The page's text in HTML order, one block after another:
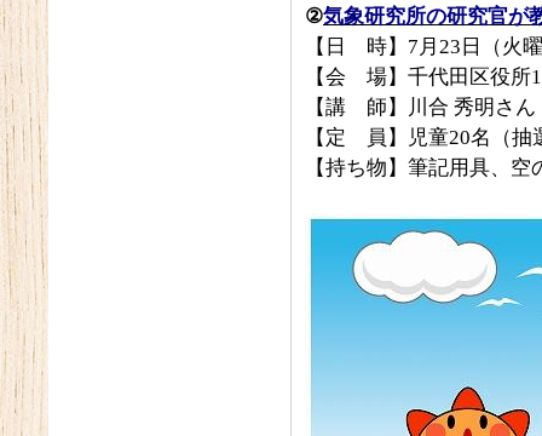
②気象研究所の研究官が
【日 時】7月23日（火
【会 場】千代田区役所
【講 師】川合 秀明さ
【定 員】児童20名（抽
【持ち物】筆記用具、